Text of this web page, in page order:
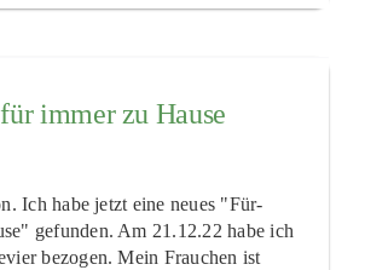
immer zu Hause
Ich habe jetzt eine neues "Für-
gefunden. Am 21.12.22 habe ich
bezogen. Mein Frauchen ist